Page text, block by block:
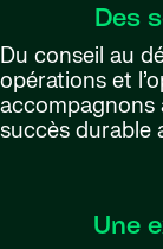
Des
Du conseil au
opérations et
accompagnons
succès durable
Une